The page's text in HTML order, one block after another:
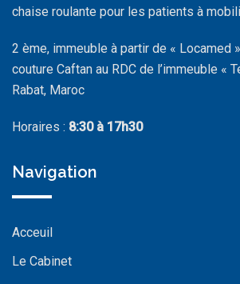
chaise roulante pour les patients à
2 ème, immeuble à partir de « Locamed
couture Caftan au RDC de l’immeuble «
Rabat, Maroc
Horaires : 8:30 à 17h30
Navigation
Acceuil
Le Cabinet